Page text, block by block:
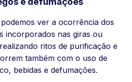
ver a ocorrência dos
incorporados nas giras ou
ritos de purificação e
também com o uso de
bebidas e defumações.